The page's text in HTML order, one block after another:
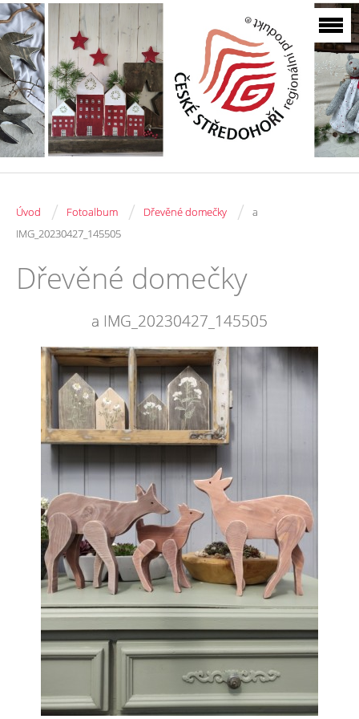
Úvod / Fotoalbum / Dřevěné domečky /
a
IMG_20230427_145505
Dřevěné domečky
a IMG_20230427_145505